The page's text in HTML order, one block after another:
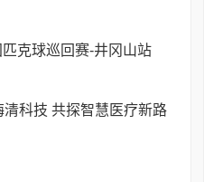
匹克球巡回赛-井冈山站
清科技 共探智慧医疗新路